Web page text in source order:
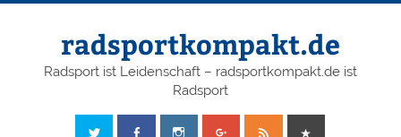
radsportkompakt.de
Radsport ist Leidenschaft – radsportkompakt.de ist
Radsport